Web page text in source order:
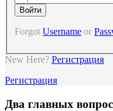
Forgot Username or
New Here? Регистрация
Регистрация
Два главных